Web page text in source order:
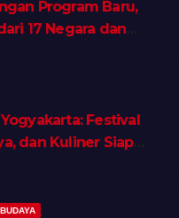
Program Baru,
17 Negara dan
Festival
dan Kuliner Siap